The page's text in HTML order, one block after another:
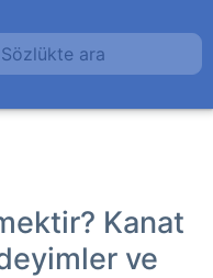
Sözlükte ara
Kanat
ve